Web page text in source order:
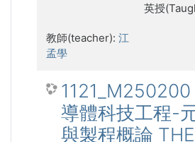
英授
教師(teacher): 江
孟學
1121_M250200
導體科技工程-
與製程概論 THE